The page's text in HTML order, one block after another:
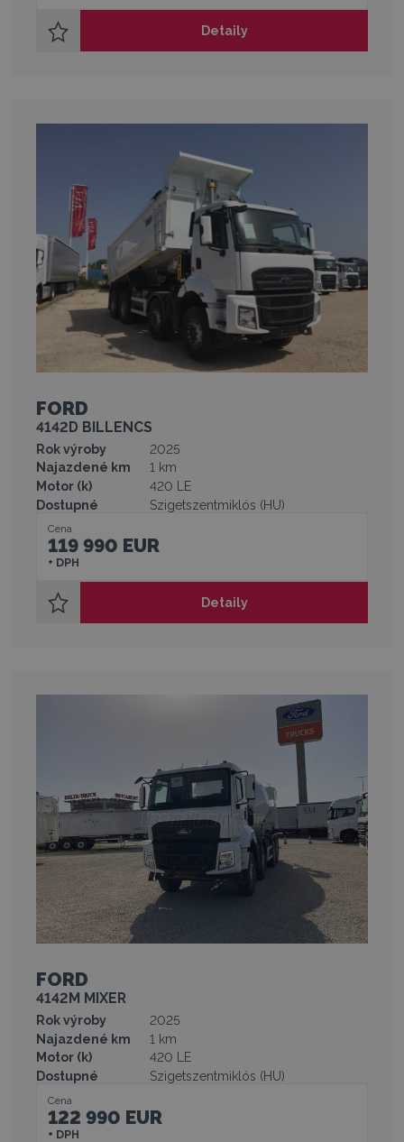
Detaily
FORD
4142D BILLENCS
Rok výroby
2025
Najazdené km
1 km
Motor (k)
420 LE
Dostupné
Szigetszentmiklós (HU)
Cena
119 990 EUR
+ DPH
Detaily
FORD
4142M MIXER
Rok výroby
2025
Najazdené km
1 km
Motor (k)
420 LE
Dostupné
Szigetszentmiklós (HU)
Cena
122 990 EUR
+ DPH